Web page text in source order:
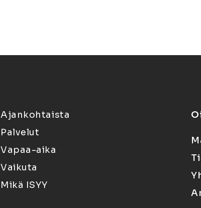
Ajankohtaista
Palvelut
Vapaa-aika
Vaikuta
Mikä ISYY